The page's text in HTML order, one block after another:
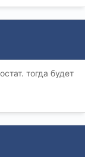
тогда будет